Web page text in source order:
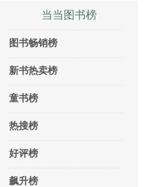
当当图书榜
图书畅销榜
新书热卖榜
童书榜
热搜榜
好评榜
飙升榜